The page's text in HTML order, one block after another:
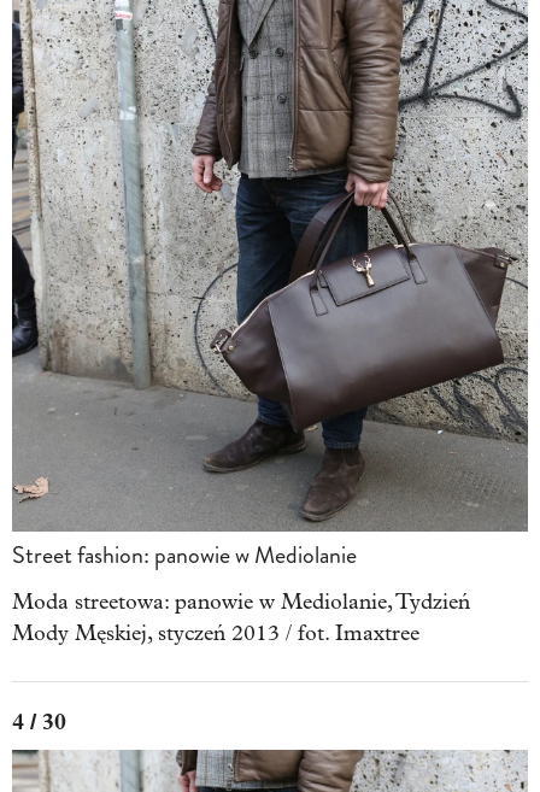
Street fashion: panowie w Mediolanie
Moda streetowa: panowie w Mediolanie, Tydzień
Mody Męskiej, styczeń 2013 / fot. Imaxtree
4 / 30